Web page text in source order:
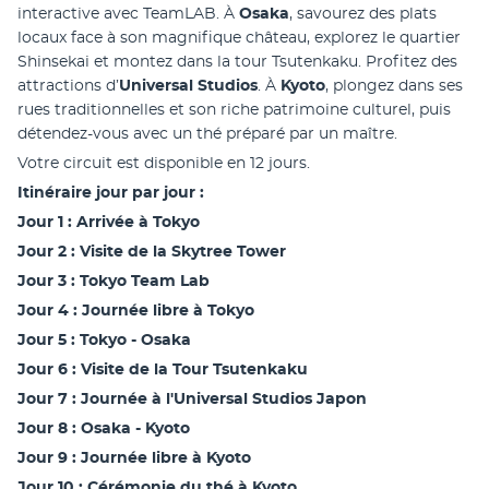
interactive avec TeamLAB. À Osaka, savourez des plats
locaux face à son magnifique château, explorez le quartier
Shinsekai et montez dans la tour Tsutenkaku. Profitez des
attractions d’Universal Studios. À Kyoto, plongez dans ses
rues traditionnelles et son riche patrimoine culturel, puis
détendez-vous avec un thé préparé par un maître.
Votre circuit est disponible en 12 jours.
Itinéraire jour par jour :
Jour 1 : Arrivée à Tokyo
Jour 2 : Visite de la Skytree Tower
Jour 3 : Tokyo Team Lab
Jour 4 : Journée libre à Tokyo
Jour 5 : Tokyo - Osaka
Jour 6 : Visite de la Tour Tsutenkaku
Jour 7 : Journée à l'Universal Studios Japon
Jour 8 : Osaka - Kyoto
Jour 9 : Journée libre à Kyoto